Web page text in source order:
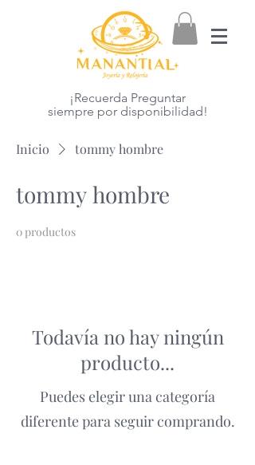
¡Recuerda Preguntar
siempre por disponibilidad!
Inicio tommy hombre
tommy hombre
0 productos
Todavía no hay ningún
producto...
Puedes elegir una categoría
diferente para seguir comprando.